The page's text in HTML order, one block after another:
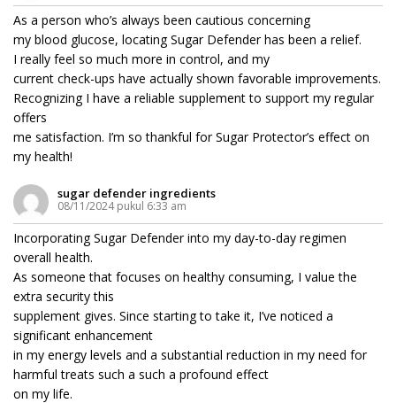
As a person who’s always been cautious concerning
my blood glucose, locating Sugar Defender has been a relief.
I really feel so much more in control, and my
current check-ups have actually shown favorable improvements.
Recognizing I have a reliable supplement to support my regular
offers
me satisfaction. I’m so thankful for Sugar Protector’s effect on
my health!
sugar defender ingredients
08/11/2024 pukul 6:33 am
Incorporating Sugar Defender into my day-to-day regimen
overall health.
As someone that focuses on healthy consuming, I value the
extra security this
supplement gives. Since starting to take it, I’ve noticed a
significant enhancement
in my energy levels and a substantial reduction in my need for
harmful treats such a such a profound effect
on my life.